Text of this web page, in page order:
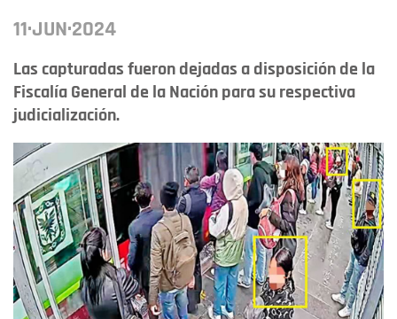
11·JUN·2024
Las capturadas fueron dejadas a disposición de la
Fiscalía General de la Nación para su respectiva
judicialización.